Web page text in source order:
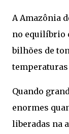
A Amazônia
no equilíbrio
bilhões de
Quando
enormes
liberadas na